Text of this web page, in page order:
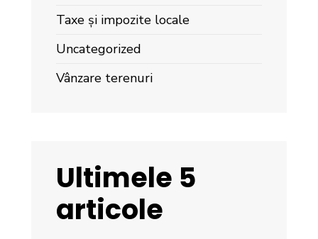
Taxe și impozite locale
Uncategorized
Vânzare terenuri
Ultimele 5
articole